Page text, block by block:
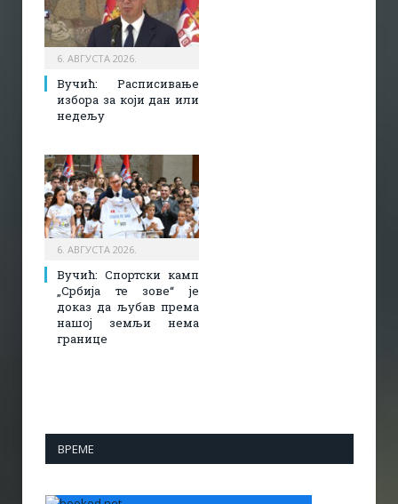
6. АВГУСТА 2026.
Вучић: Расписивање
избора за који дан или
недељу
6. АВГУСТА 2026.
Вучић: Спортски камп
„Србија те зове“ је
доказ да љубав према
нашој земљи нема
границе
ВРЕМЕ